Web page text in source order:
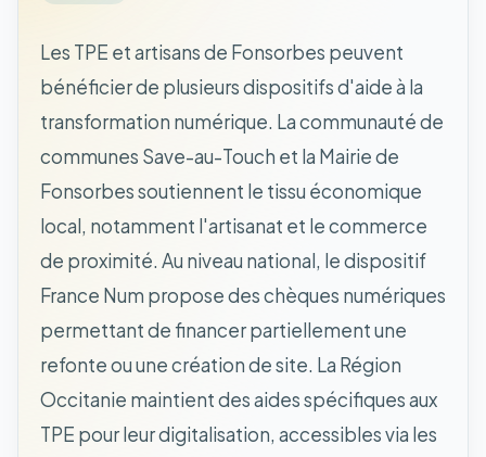
Les TPE et artisans de Fonsorbes peuvent
bénéficier de plusieurs dispositifs d'aide à la
transformation numérique. La communauté de
communes Save-au-Touch et la Mairie de
Fonsorbes soutiennent le tissu économique
local, notamment l'artisanat et le commerce
de proximité. Au niveau national, le dispositif
France Num propose des chèques numériques
permettant de financer partiellement une
refonte ou une création de site. La Région
Occitanie maintient des aides spécifiques aux
TPE pour leur digitalisation, accessibles via les